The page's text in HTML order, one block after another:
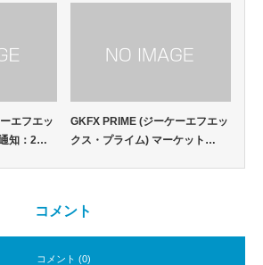
エフエッ
知：2…
GKFX PRIME (ジーケーエフエッ
クス・プライム) マーケット…
コメント
コメント (0)